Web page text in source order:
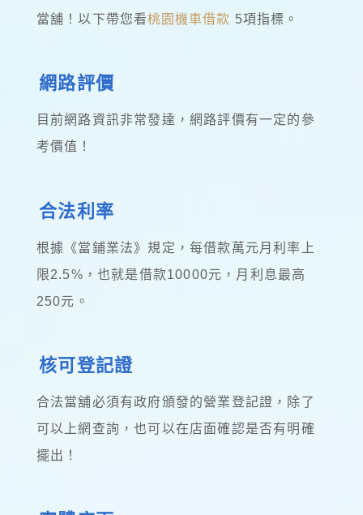
當舖！以下帶您看桃園機車借款 5項指標。
網路評價
目前網路資訊非常發達，網路評價有一定的參
考價值！
合法利率
根據《當鋪業法》規定，每借款萬元月利率上
限2.5%，也就是借款10000元，月利息最高
250元。
核可登記證
合法當舖必須有政府頒發的營業登記證，除了
可以上網查詢，也可以在店面確認是否有明確
擺出！